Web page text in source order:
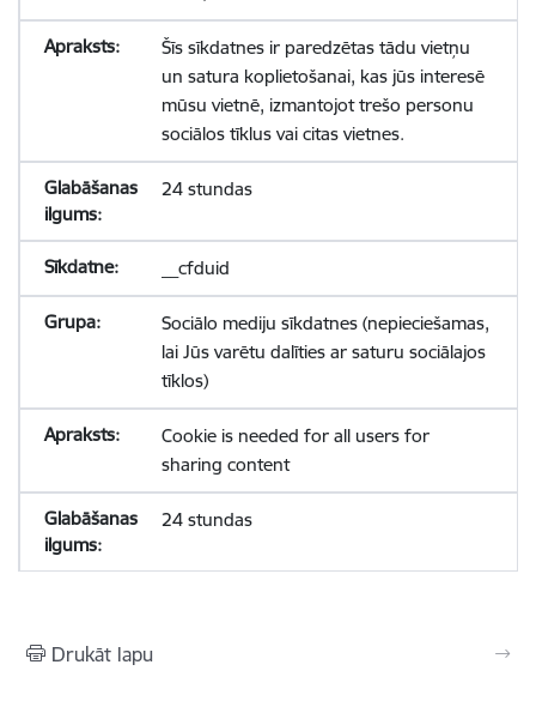
Šīs sīkdatnes ir paredzētas tādu vietņu
un satura koplietošanai, kas jūs interesē
mūsu vietnē, izmantojot trešo personu
sociālos tīklus vai citas vietnes.
24 stundas
__cfduid
Sociālo mediju sīkdatnes (nepieciešamas,
lai Jūs varētu dalīties ar saturu sociālajos
tīklos)
Cookie is needed for all users for
sharing content
24 stundas
Drukāt lapu